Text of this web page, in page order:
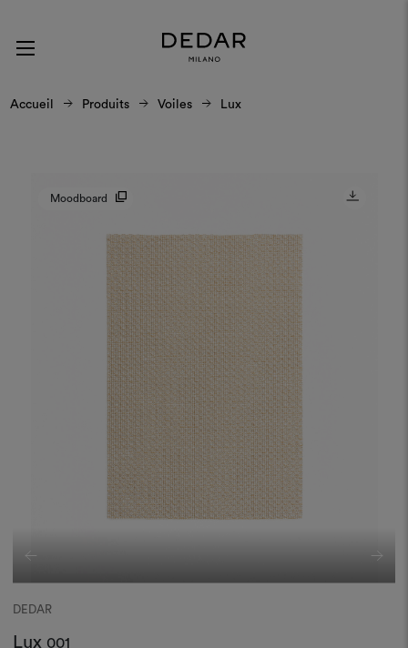
Accueil Produits Voiles Lux
Moodboard
DEDAR
Lux 001